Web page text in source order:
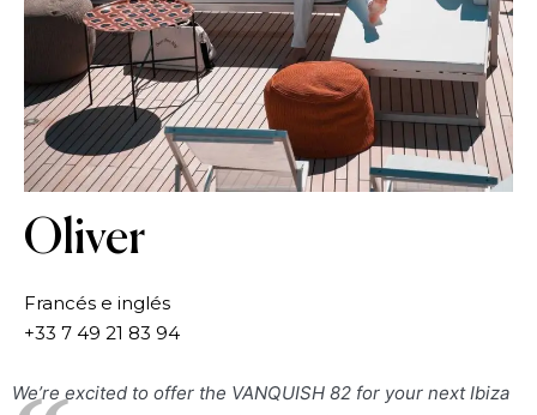
Oliver
Francés e inglés
+33 7 49 21 83 94
We’re excited to offer the VANQUISH 82 for your next Ibiza